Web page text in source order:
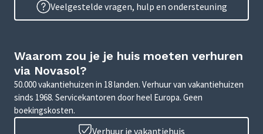
Veelgestelde vragen, hulp en ondersteuning
Waarom zou je je huis moeten verhuren
via Novasol?
50.000 vakantiehuizen in 18 landen. Verhuur van vakantiehuizen
sinds 1968. Servicekantoren door heel Europa. Geen
boekingskosten.
Verhuur je vakantiehuis